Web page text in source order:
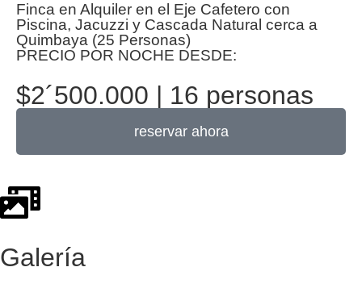
Finca en Alquiler en el Eje Cafetero con
Piscina, Jacuzzi y Cascada Natural cerca a
Quimbaya (25 Personas)
PRECIO POR NOCHE DESDE:
$2´500.000 | 16 personas
reservar ahora
Galería